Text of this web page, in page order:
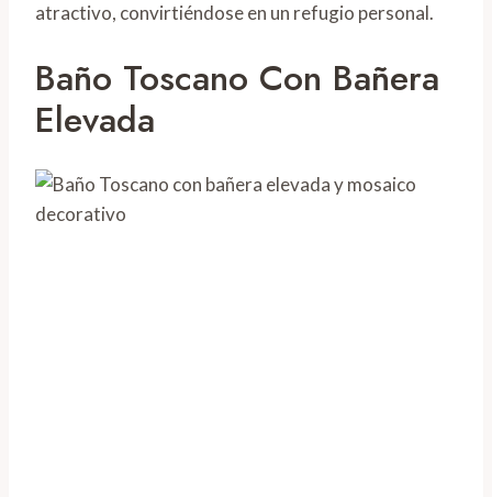
atractivo, convirtiéndose en un refugio personal.
Baño Toscano Con Bañera
Elevada